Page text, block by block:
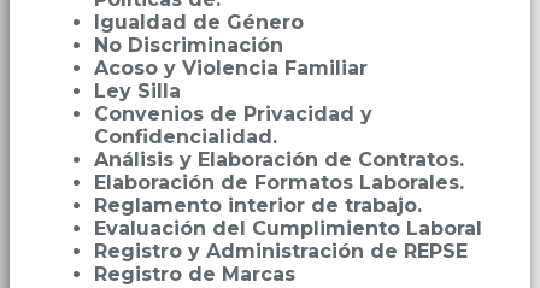
Igualdad de Género
No Discriminación
Acoso y Violencia Familiar
Ley Silla
Convenios de Privacidad y
Confidencialidad.
Análisis y Elaboración de Contratos.
Elaboración de Formatos Laborales.
Reglamento interior de trabajo.
Evaluación del Cumplimiento Laboral
Registro y Administración de REPSE
Registro de Marcas